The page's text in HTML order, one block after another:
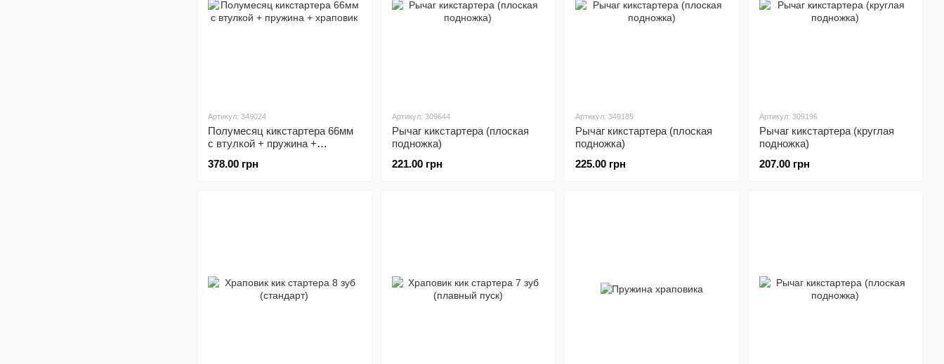
Артикул: 349024
Полумесяц кикстартера 66мм
с втулкой + пружина +
378.00 грн
Артикул: 309644
Рычаг кикстартера (плоская
подножка)
221.00 грн
Артикул: 349185
Рычаг кикстартера (плоская
подножка)
225.00 грн
Артикул: 309196
Рычаг кикстартера (круглая
подножка)
207.00 грн